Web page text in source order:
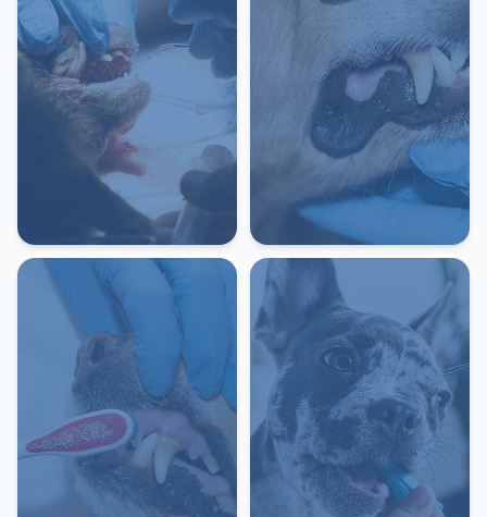
(ультразвукова чистка зубів), собаки
10-20 кг
2 200 грн
Санація ротової порожнини
(ультразвукова чистка зубів), собаки
від 20 кг
2 800 грн
Видалення зубів залежно від ступеню
складності (без урахування наркозу)
від 200 грнОТРИМАТИ КОНСУЛЬТАЦІЮ